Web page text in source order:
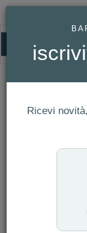
HOMEPAGE
ANELLO
Anello
3 Fili in
Bianchi
Ricevi